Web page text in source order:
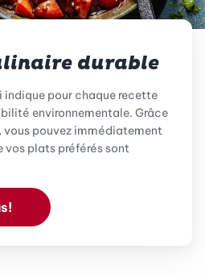
durable
indique pour chaque recette
environnementale. Grâce
vous pouvez immédiatement
vos plats préférés sont